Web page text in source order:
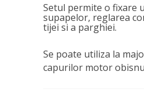
Setul permite o fixare
supapelor, reglarea
tijei si a parghiei.
Se poate utiliza la
capurilor motor